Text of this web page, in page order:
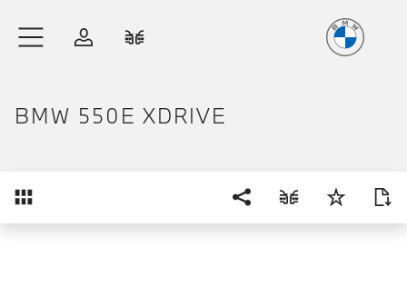
Anmelden
BMW 550E XDRIVE